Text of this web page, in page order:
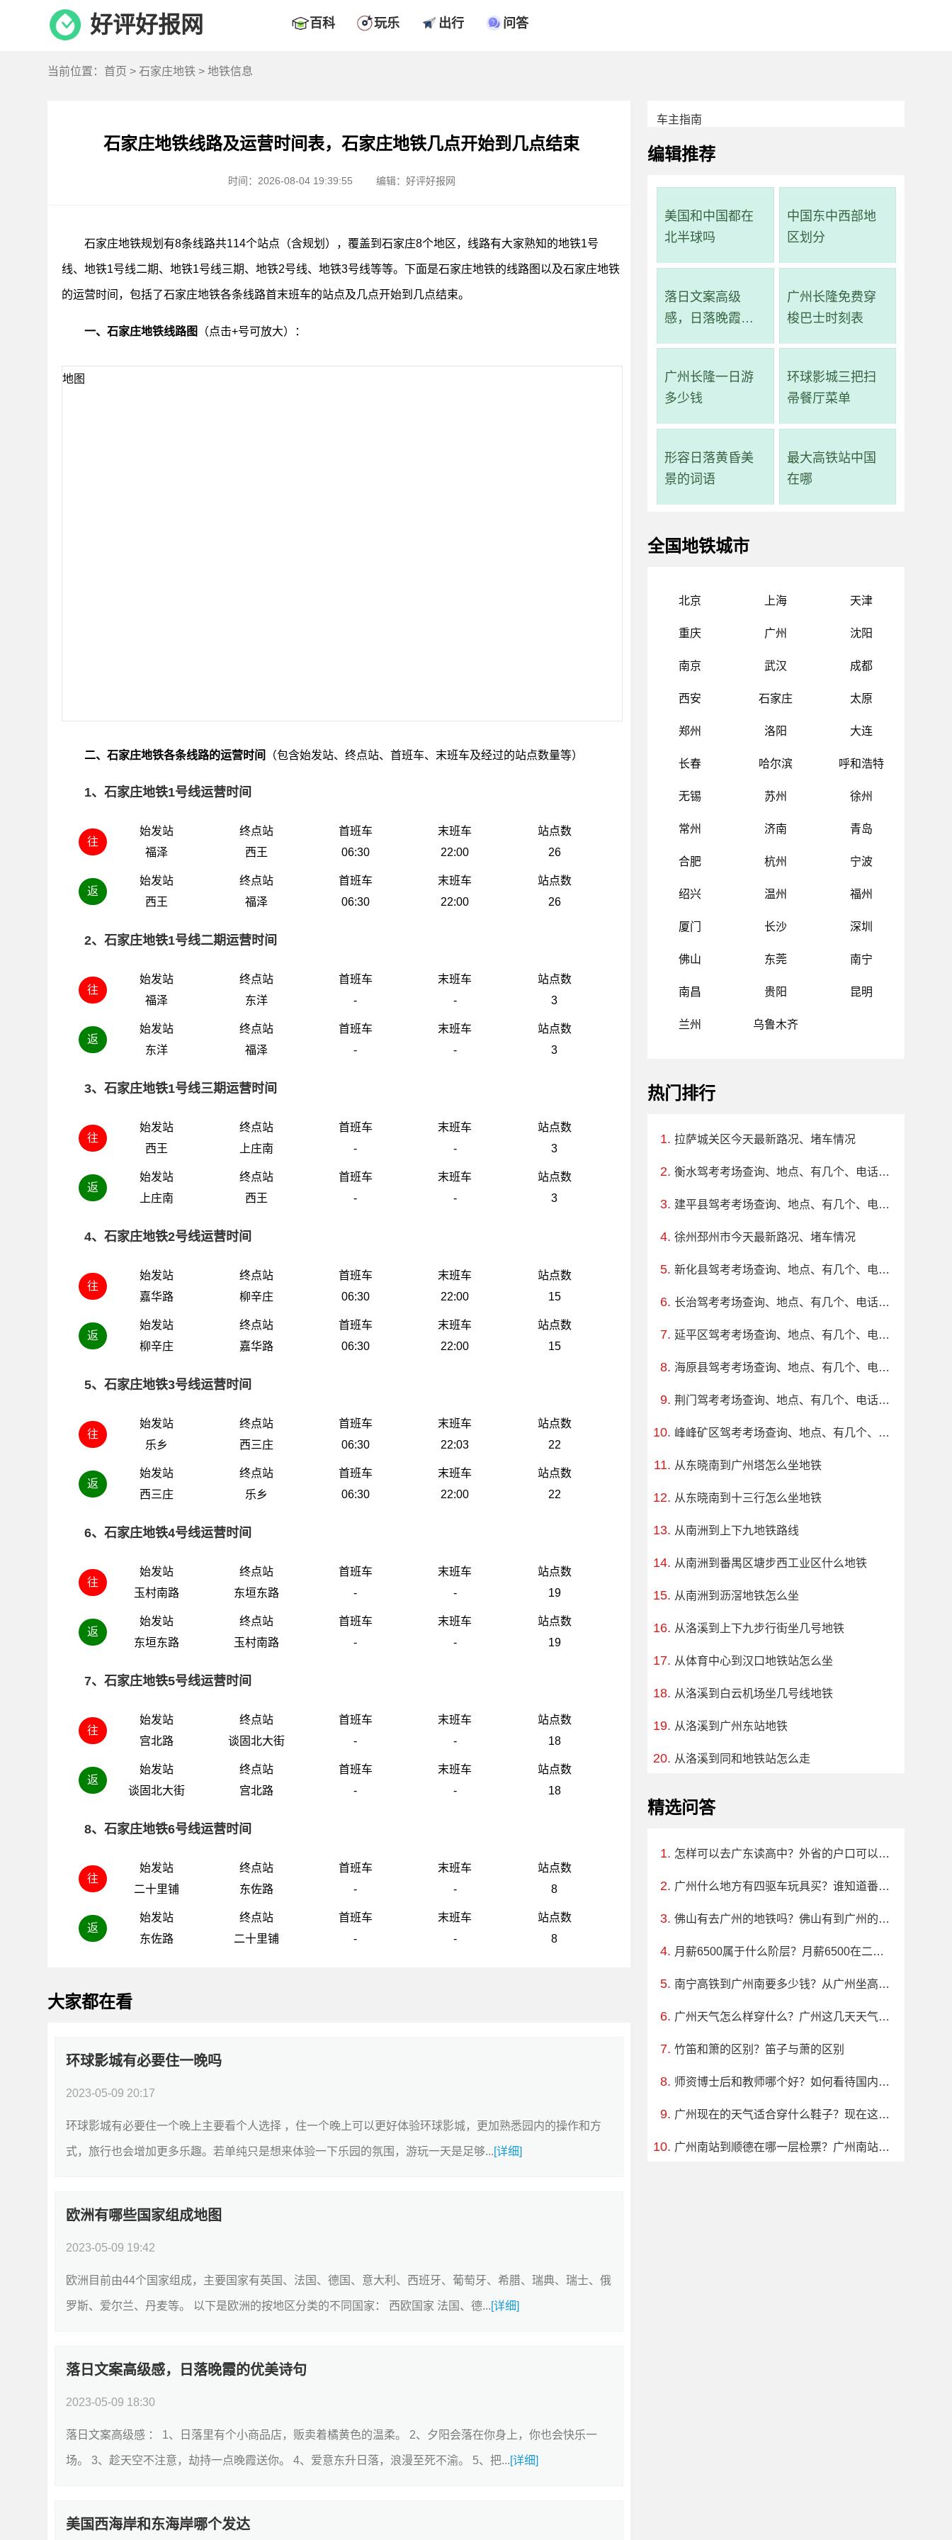
好评好报网 百科 玩乐 出行 问答
当前位置： 首页 >石家庄地铁 > 地铁信息
石家庄地铁线路及运营时间表，石家庄地铁几点开始到几点结束
时间：2026-08-04 19:39:55 编辑：好评好报网
石家庄地铁规划有8条线路共114个站点（含规划），覆盖到石家庄8个地区，线路有大家熟知的地铁1号
线、地铁1号线二期、地铁1号线三期、地铁2号线、地铁3号线等等。下面是石家庄地铁的线路图以及石家庄地铁
的运营时间，包括了石家庄地铁各条线路首末班车的站点及几点开始到几点结束。
一、石家庄地铁线路图 （点击+号可放大）：
地图
二、石家庄地铁各条线路的运营时间 （包含始发站、终点站、首班车、末班车及经过的站点数量等）
1、石家庄地铁1号线运营时间
往
始发站
福泽
终点站
西王
首班车
06:30
末班车
22:00
站点数
26
返
始发站
西王
终点站
福泽
首班车
06:30
末班车
22:00
站点数
26
2、石家庄地铁1号线二期运营时间
往
始发站
福泽
终点站
东洋
首班车
-
末班车
-
站点数
3
返
始发站
东洋
终点站
福泽
首班车
-
末班车
-
站点数
3
3、石家庄地铁1号线三期运营时间
往
始发站
西王
终点站
上庄南
首班车
-
末班车
-
站点数
3
返
始发站
上庄南
终点站
西王
首班车
-
末班车
-
站点数
3
4、石家庄地铁2号线运营时间
往
始发站
嘉华路
终点站
柳辛庄
首班车
06:30
末班车
22:00
站点数
15
返
始发站
柳辛庄
终点站
嘉华路
首班车
06:30
末班车
22:00
站点数
15
5、石家庄地铁3号线运营时间
往
始发站
乐乡
终点站
西三庄
首班车
06:30
末班车
22:03
站点数
22
返
始发站
西三庄
终点站
乐乡
首班车
06:30
末班车
22:00
站点数
22
6、石家庄地铁4号线运营时间
往
始发站
玉村南路
终点站
东垣东路
首班车
-
末班车
-
站点数
19
返
始发站
东垣东路
终点站
玉村南路
首班车
-
末班车
-
站点数
19
7、石家庄地铁5号线运营时间
往
始发站
宫北路
终点站
谈固北大街
首班车
-
末班车
-
站点数
18
返
始发站
谈固北大街
终点站
宫北路
首班车
-
末班车
-
站点数
18
8、石家庄地铁6号线运营时间
往
始发站
二十里铺
终点站
东佐路
首班车
-
末班车
-
站点数
8
返
始发站
东佐路
终点站
二十里铺
首班车
-
末班车
-
站点数
8
大家都在看
环球影城有必要住一晚吗
2023-05-09 20:17
环球影城有必要住一个晚上主要看个人选择 ，住一个晚上可以更好体验环球影城，更加熟悉园内的操作和方
式，旅行也会增加更多乐趣。若单纯只是想来体验一下乐园的氛围，游玩一天是足够...[详细]
欧洲有哪些国家组成地图
2023-05-09 19:42
欧洲目前由44个国家组成，主要国家有英国、法国、德国、意大利、西班牙、葡萄牙、希腊、瑞典、瑞士、俄
罗斯、爱尔兰、丹麦等。 以下是欧洲的按地区分类的不同国家： 西欧国家 法国、德...[详细]
落日文案高级感，日落晚霞的优美诗句
2023-05-09 18:30
落日文案高级感 ： 1、日落里有个小商品店，贩卖着橘黄色的温柔。 2、夕阳会落在你身上，你也会快乐一
场。 3、趁天空不注意，劫持一点晚霞送你。 4、爱意东升日落，浪漫至死不渝。 5、把...[详细]
美国西海岸和东海岸哪个发达
车主指南
编辑推荐
美国和中国都在
北半球吗
中国东中西部地
区划分
落日文案高级
感，日落晚霞的
广州长隆免费穿
梭巴士时刻表
广州长隆一日游
多少钱
环球影城三把扫
帚餐厅菜单
形容日落黄昏美
景的词语
最大高铁站中国
在哪
全国地铁城市
北京 上海 天津
重庆 广州 沈阳
南京 武汉 成都
西安 石家庄 太原
郑州 洛阳 大连
长春 哈尔滨 呼和浩特
无锡 苏州 徐州
常州 济南 青岛
合肥 杭州 宁波
绍兴 温州 福州
厦门 长沙 深圳
佛山 东莞 南宁
南昌 贵阳 昆明
兰州 乌鲁木齐
热门排行
拉萨城关区今天最新路况、堵车情况
衡水驾考考场查询、地点、有几个、电话、上班时间
建平县驾考考场查询、地点、有几个、电话、上班时间
徐州邳州市今天最新路况、堵车情况
新化县驾考考场查询、地点、有几个、电话、上班时间
长治驾考考场查询、地点、有几个、电话、上班时间
延平区驾考考场查询、地点、有几个、电话、上班时间
海原县驾考考场查询、地点、有几个、电话、上班时间
荆门驾考考场查询、地点、有几个、电话、上班时间
峰峰矿区驾考考场查询、地点、有几个、电话、上班时间
从东晓南到广州塔怎么坐地铁
从东晓南到十三行怎么坐地铁
从南洲到上下九地铁路线
从南洲到番禺区塘步西工业区什么地铁
从南洲到沥滘地铁怎么坐
从洛溪到上下九步行街坐几号地铁
从体育中心到汉口地铁站怎么坐
从洛溪到白云机场坐几号线地铁
从洛溪到广州东站地铁
从洛溪到同和地铁站怎么走
精选问答
怎样可以去广东读高中？外省的户口可以在广东读高中吗?
广州什么地方有四驱车玩具买？谁知道番禺或者广州哪里有迷你四驱车和激斗站车这些玩具买啊。地址要具体一点哦，谢谢.
佛山有去广州的地铁吗？佛山有到广州的地铁吗？地铁怎么搭？要多少钱？
月薪6500属于什么阶层？月薪6500在二线城市算什么水平？
南宁高铁到广州南要多少钱？从广州坐高铁到南宁要多少钱？要多久，一般几点钟有车？
广州天气怎么样穿什么？广州这几天天气怎么样穿什么衣服合适
竹笛和箫的区别？笛子与萧的区别
师资博士后和教师哪个好？如何看待国内很多高校招聘博士时都开始要求先做师资博士后？
广州现在的天气适合穿什么鞋子？现在这个天气广州穿什么衣服，什么鞋子比较好啊?
广州南站到顺德在哪一层检票？广州南站到顺德站的动车是轻轨吗?在哪层搭车?